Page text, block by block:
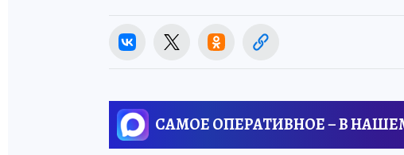
САМОЕ ОПЕРАТИВНОЕ – В